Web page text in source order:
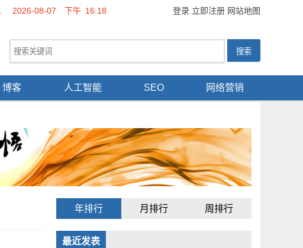
登录 立即注册 网站地图
2026-08-07 下午 16:18
博客 人工智能 SEO 网络营销
年排行 月排行 周排行
最近发表